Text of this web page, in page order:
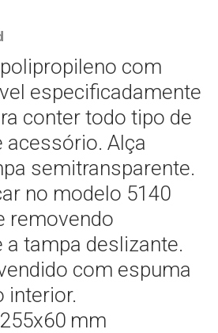
com
especificadamente
conter todo tipo de
acessório. Alça
semitransparente.
no modelo 5140
removendo
tampa deslizante.
com espuma
interior.
mm